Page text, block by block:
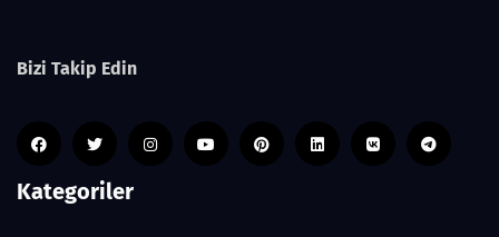
Bizi Takip Edin
Kategoriler